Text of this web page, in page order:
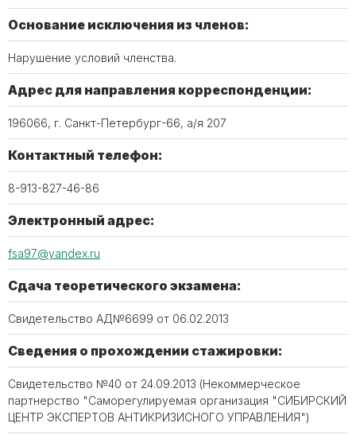
Основание исключения из членов:
Нарушение условий членства.
Адрес для направления корреспонденции:
196066, г. Санкт-Петербург-66, а/я 207
Контактный телефон:
8-913-827-46-86
Электронный адрес:
fsa97@yandex.ru
Сдача теоретического экзамена:
Свидетельство АД№6699 от 06.02.2013
Сведения о прохождении стажировки:
Свидетельство №40 от 24.09.2013 (Некоммерческое
партнерство "Саморегулируемая организация "СИБИРСКИЙ
ЦЕНТР ЭКСПЕРТОВ АНТИКРИЗИСНОГО УПРАВЛЕНИЯ")